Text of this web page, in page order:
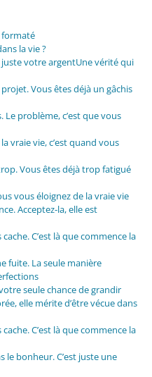
la vie ?
votre argentUne vérité qui
Vous êtes déjà un gâchis
problème, c’est que vous
vraie vie, c’est quand vous
Vous êtes déjà trop fatigué
vous éloignez de la vraie vie
Acceptez-la, elle est
C’est là que commence la
fuite. La seule manière
seule chance de grandir
elle mérite d’être vécue dans
C’est là que commence la
le bonheur. C’est juste une